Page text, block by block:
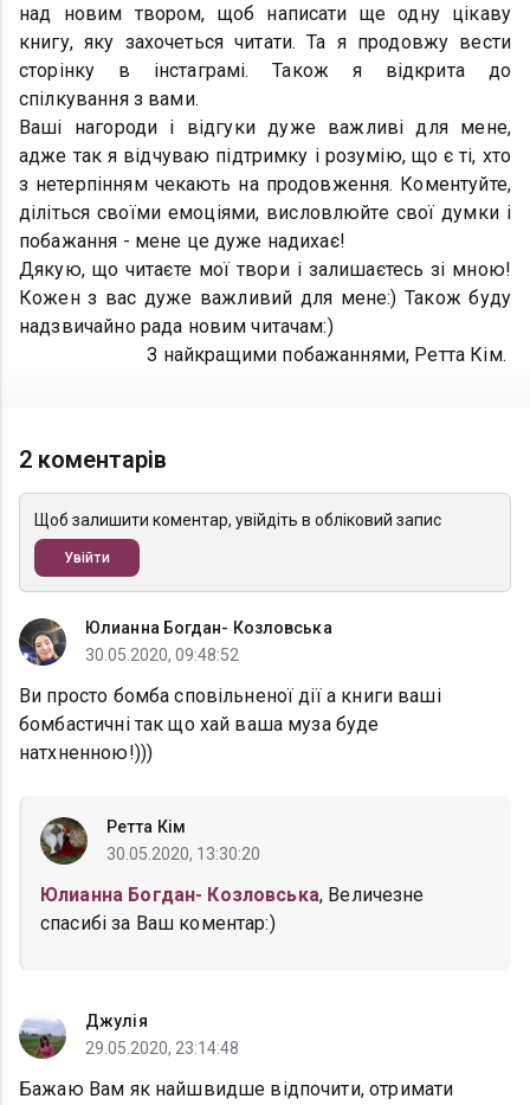
над новим твором, щоб написати ще одну цікаву
книгу, яку захочеться читати. Та я продовжу вести
сторінку в інстаграмі. Також я відкрита до
спілкування з вами.
Ваші нагороди і відгуки дуже важливі для мене,
адже так я відчуваю підтримку і розумію, що є ті, хто
з нетерпінням чекають на продовження. Коментуйте,
діліться своїми емоціями, висловлюйте свої думки і
побажання - мене це дуже надихає!
Дякую, що читаєте мої твори і залишаєтесь зі мною!
Кожен з вас дуже важливий для мене:) Також буду
надзвичайно рада новим читачам:)
З найкращими побажаннями, Ретта Кім.
2 коментарів
Щоб залишити коментар, увійдіть в обліковий запис
Увійти
Юлианна Богдан- Козловська
30.05.2020, 09:48:52
Ви просто бомба сповільненої дії а книги ваші
бомбастичні так що хай ваша муза буде
натхненною!)))
Ретта Кім
30.05.2020, 13:30:20
Юлианна Богдан- Козловська, Величезне
спасибі за Ваш коментар:)
Джулія
29.05.2020, 23:14:48
Бажаю Вам як найшвидше відпочити, отримати